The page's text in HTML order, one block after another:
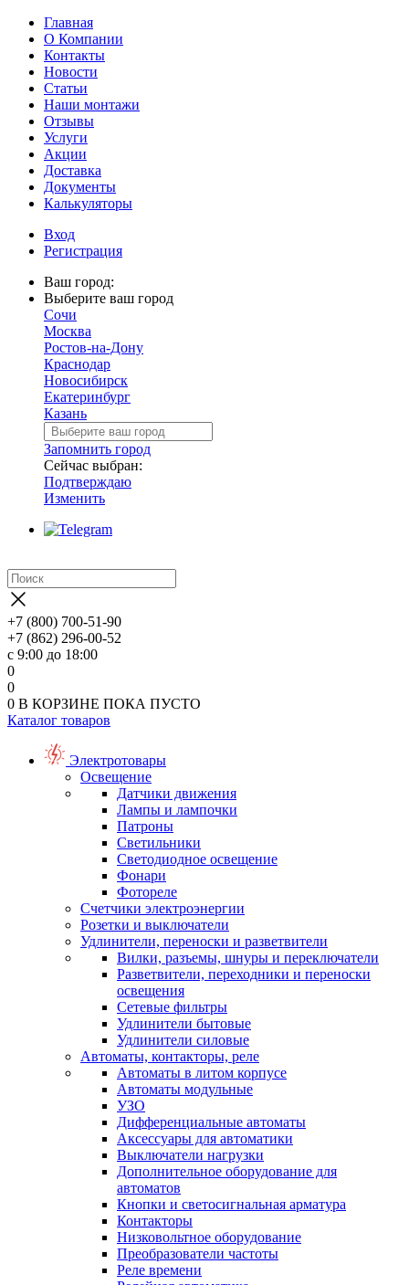
Главная
О Компании
Контакты
Новости
Статьи
Наши монтажи
Отзывы
Услуги
Акции
Доставка
Документы
Калькуляторы
Вход
Регистрация
Ваш город:
Выберите ваш город
Сочи
Москва
Ростов-на-Дону
Краснодар
Новосибирск
Екатеринбург
Казань
Запомнить город
Сейчас выбран:
Подтверждаю
Изменить
+7 (800) 700-51-90
+7 (862) 296-00-52
с 9:00 до 18:00
0
0
0 В КОРЗИНЕ ПОКА ПУСТО
Каталог товаров
Электротовары
Освещение
Датчики движения
Лампы и лампочки
Патроны
Светильники
Светодиодное освещение
Фонари
Фотореле
Счетчики электроэнергии
Розетки и выключатели
Удлинители, переноски и разветвители
Вилки, разъемы, шнуры и переключатели
Разветвители, переходники и переноски
освещения
Сетевые фильтры
Удлинители бытовые
Удлинители силовые
Автоматы, контакторы, реле
Автоматы в литом корпусе
Автоматы модульные
УЗО
Дифференциальные автоматы
Аксессуары для автоматики
Выключатели нагрузки
Дополнительное оборудование для
автоматов
Кнопки и светосигнальная арматура
Контакторы
Низковольтное оборудование
Преобразователи частоты
Реле времени